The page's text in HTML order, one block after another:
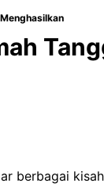
berbagai